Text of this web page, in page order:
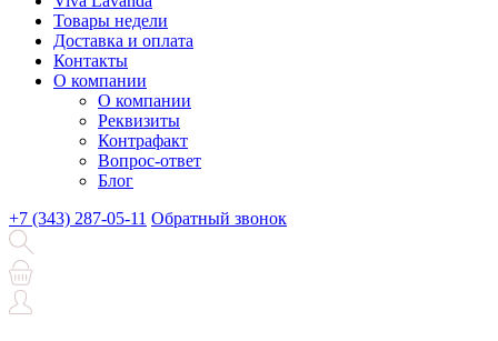
Товары недели
Доставка и оплата
Контакты
О компании
О компании
Реквизиты
Контрафакт
Вопрос-ответ
Блог
+7 (343) 287-05-11 Обратный звонок